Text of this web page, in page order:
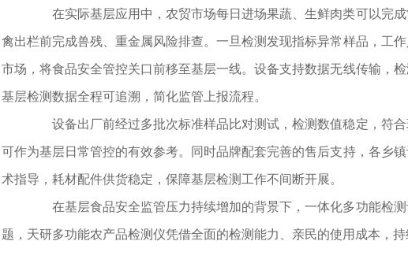
在实际基层应用中，农贸市场每日进场果蔬、生鲜肉类可以完成
禽出栏前完成兽残、重金属风险排查。一旦检测发现指标异常样品，工
市场，将食品安全管控关口前移至基层一线。设备支持数据无线传输，
基层检测数据全程可追溯，简化监管上报流程。
设备出厂前经过多批次标准样品比对测试，检测数值稳定，符合
可作为基层日常管控的有效参考。同时品牌配套完善的售后支持，各乡
术指导，耗材配件供货稳定，保障基层检测工作不间断开展。
在基层食品安全监管压力持续增加的背景下，一体化多功能检测
题，天研多功能农产品检测仪凭借全面的检测能力、亲民的使用成本，